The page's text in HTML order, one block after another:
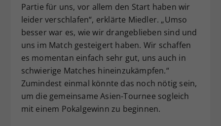
Partie für uns, vor allem den Start haben wir
leider verschlafen“, erklärte Miedler. „Umso
besser war es, wie wir drangeblieben sind und
uns im Match gesteigert haben. Wir schaffen
es momentan einfach sehr gut, uns auch in
schwierige Matches hineinzukämpfen.“
Zumindest einmal könnte das noch nötig sein,
um die gemeinsame Asien-Tournee sogleich
mit einem Pokalgewinn zu beginnen.